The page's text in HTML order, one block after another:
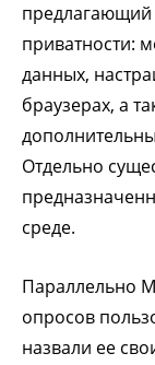
приватности:
данных,
браузерах, а
Отдельно
среде.
Параллельно
опросов
назвали ее